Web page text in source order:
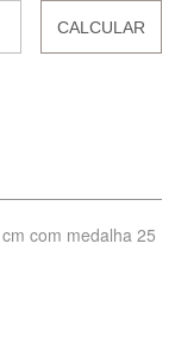
CALCULAR
com medalha 25